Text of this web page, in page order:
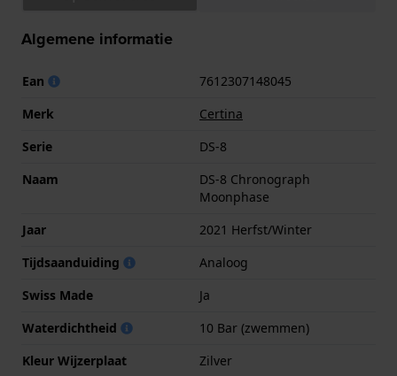
Algemene informatie
Ean
7612307148045
Merk
Certina
Serie
DS-8
Naam
DS-8 Chronograph
Moonphase
Jaar
2021 Herfst/Winter
Tijdsaanduiding
Analoog
Swiss Made
Ja
Waterdichtheid
10 Bar (zwemmen)
Kleur Wijzerplaat
Zilver